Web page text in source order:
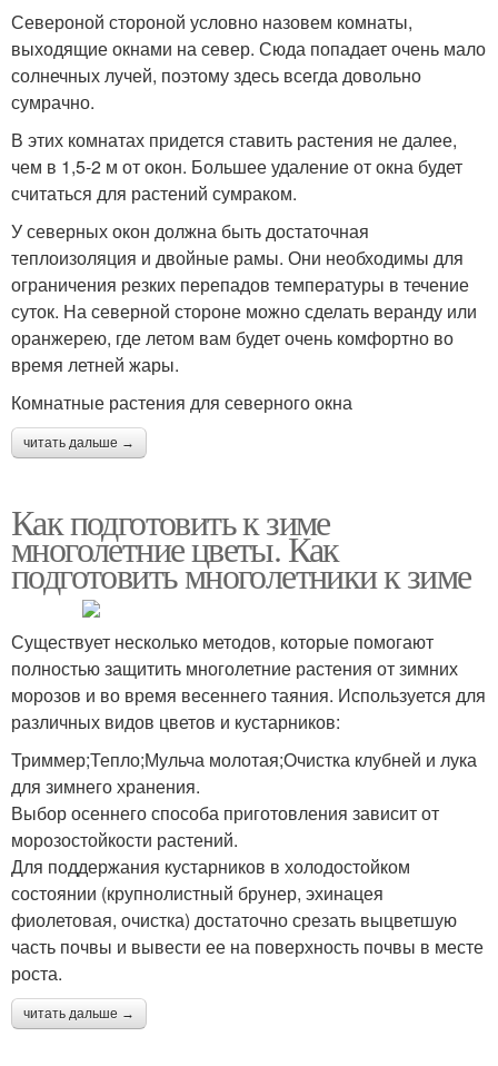
Североной стороной условно назовем комнаты,
выходящие окнами на север. Сюда попадает очень мало
солнечных лучей, поэтому здесь всегда довольно
сумрачно.
В этих комнатах придется ставить растения не далее,
чем в 1,5-2 м от окон. Большее удаление от окна будет
считаться для растений сумраком.
У северных окон должна быть достаточная
теплоизоляция и двойные рамы. Они необходимы для
ограничения резких перепадов температуры в течение
суток. На северной стороне можно сделать веранду или
оранжерею, где летом вам будет очень комфортно во
время летней жары.
Комнатные растения для северного окна
читать дальше →
Как подготовить к зиме
многолетние цветы. Как
подготовить многолетники к зиме
Существует несколько методов, которые помогают
полностью защитить многолетние растения от зимних
морозов и во время весеннего таяния. Используется для
различных видов цветов и кустарников:
Триммер;Тепло;Мульча молотая;Очистка клубней и лука
для зимнего хранения.
Выбор осеннего способа приготовления зависит от
морозостойкости растений.
Для поддержания кустарников в холодостойком
состоянии (крупнолистный брунер, эхинацея
фиолетовая, очистка) достаточно срезать выцветшую
часть почвы и вывести ее на поверхность почвы в месте
роста.
читать дальше →